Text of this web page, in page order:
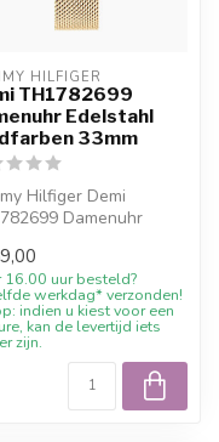
HILFIGER
TH1782699
Edelstahl
33mm
Hilfiger Demi
Damenuhr
16.00 uur besteld?
werkdag* verzonden!
indien u kiest voor een
kan de levertijd iets
zijn.